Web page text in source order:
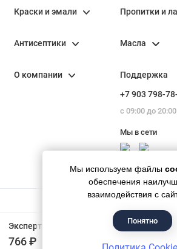
Эксперт Эмаль ПФ-115М глянц синяя 1,8 кг
766 ₽
В
Мы используем файлы
обеспечения
взаимодействия с
Понятно
Краски и эмали Пропитки и
Антисептики Масла
О компании
Поддержка
+7 903 798-
с 09:00 до 20:00
Мы в сети
Гипермаркет красок «Банапал»,